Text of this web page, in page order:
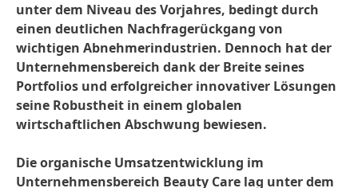
unter dem Niveau des Vorjahres, bedingt durch
einen deutlichen Nachfragerückgang von
wichtigen Abnehmerindustrien. Dennoch hat der
Unternehmensbereich dank der Breite seines
Portfolios und erfolgreicher innovativer Lösungen
seine Robustheit in einem globalen
wirtschaftlichen Abschwung bewiesen.
Die organische Umsatzentwicklung im
Unternehmensbereich Beauty Care lag unter dem